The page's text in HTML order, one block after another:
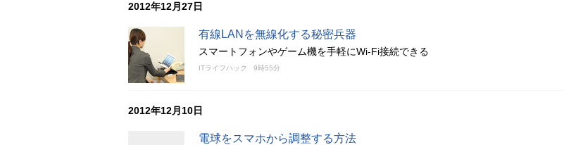
2012年12月27日
有線LANを無線化する秘密兵器
スマートフォンやゲーム機を手軽にWi-Fi接続できる
ITライフハック 9時55分
2012年12月10日
電球をスマホから調整する方法